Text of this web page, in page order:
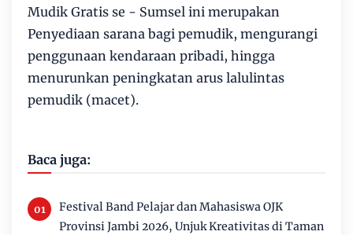
Mudik Gratis se - Sumsel ini merupakan
Penyediaan sarana bagi pemudik, mengurangi
penggunaan kendaraan pribadi, hingga
menurunkan peningkatan arus lalulintas
pemudik (macet).
Baca juga:
Festival Band Pelajar dan Mahasiswa OJK
Provinsi Jambi 2026, Unjuk Kreativitas di Taman